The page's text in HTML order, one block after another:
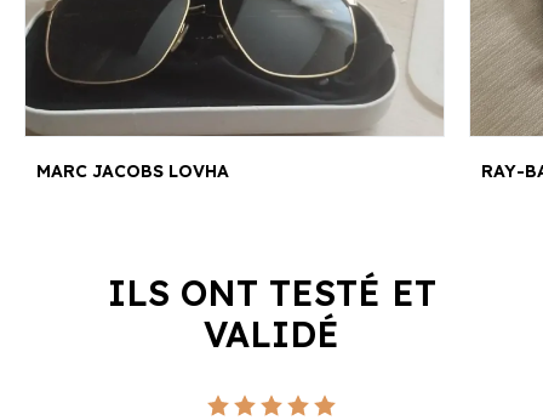
MARC JACOBS LOVHA RAY-
ILS ONT TESTÉ ET
VALIDÉ